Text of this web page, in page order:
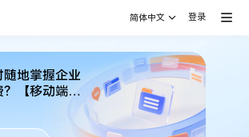
简体中文 登录
随地掌握企业
？【移动端】
理报告来